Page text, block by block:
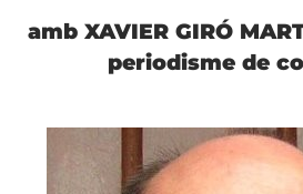
amb XAVIER GIRÓ
periodisme de